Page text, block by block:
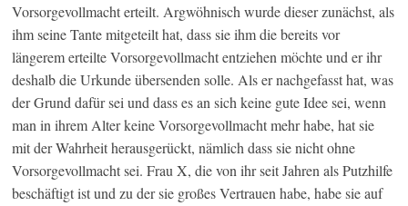
Vorsorgevollmacht erteilt. Argwöhnisch wurde dieser zunächst, als
ihm seine Tante mitgeteilt hat, dass sie ihm die bereits vor
längerem erteilte Vorsorgevollmacht entziehen möchte und er ihr
deshalb die Urkunde übersenden solle. Als er nachgefasst hat, was
der Grund dafür sei und dass es an sich keine gute Idee sei, wenn
man in ihrem Alter keine Vorsorgevollmacht mehr habe, hat sie
mit der Wahrheit herausgerückt, nämlich dass sie nicht ohne
Vorsorgevollmacht sei. Frau X, die von ihr seit Jahren als Putzhilfe
beschäftigt ist und zu der sie großes Vertrauen habe, habe sie auf